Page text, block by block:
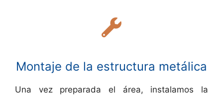
Montaje de la estructura metálica
Una vez preparada el área, instalamos la